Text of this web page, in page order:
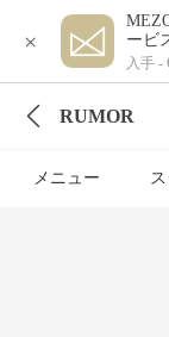
×
ービ
入手 -
RUMOR
メニュー